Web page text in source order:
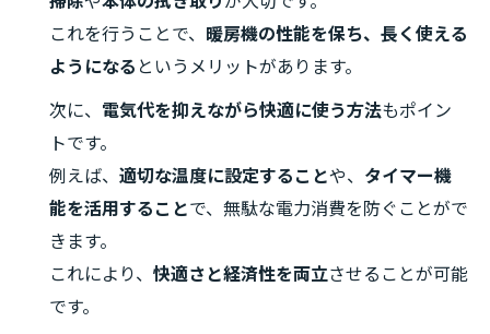
これを行うことで、 暖房機の性能を保ち、長く使える
ようになる というメリットがあります。
次に、 電気代を抑えながら快適に使う方法もポイン
トです。
例えば、 適切な温度に設定することや、 タイマー機
能を活用することで、無駄な電力消費を防ぐことがで
きます。
これにより、 快適さと経済性を両立させることが可能
です。